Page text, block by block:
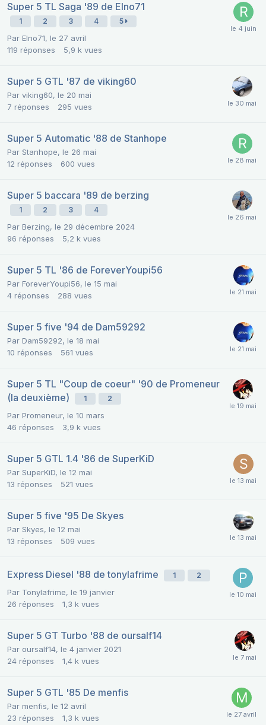
Super 5 TL Saga '89 de Elno71
1 2 3 4 5
Par Elno71, le 27 avril
119 réponses 5,9 k vues
Super 5 GTL '87 de viking60
Par viking60, le 20 mai
7 réponses 295 vues
Super 5 Automatic '88 de Stanhope
Par Stanhope, le 26 mai
12 réponses 600 vues
Super 5 baccara '89 de berzing
1 2 3 4
Par Berzing, le 29 décembre 2024
96 réponses 5,2 k vues
Super 5 TL '86 de ForeverYoupi56
Par ForeverYoupi56, le 15 mai
4 réponses 288 vues
Super 5 five '94 de Dam59292
Par Dam59292, le 18 mai
10 réponses 561 vues
Super 5 TL "Coup de coeur" '90 de Promeneur
(la deuxième)
1 2
Par Promeneur, le 10 mars
46 réponses 3,9 k vues
Super 5 GTL 1.4 '86 de SuperKiD
Par SuperKiD, le 12 mai
13 réponses 521 vues
Super 5 five '95 De Skyes
Par Skyes, le 12 mai
13 réponses 509 vues
Express Diesel '88 de tonylafrime 1 2
Par Tonylafrime, le 19 janvier
26 réponses 1,3 k vues
Super 5 GT Turbo '88 de oursalf14
Par oursalf14, le 4 janvier 2021
24 réponses 1,4 k vues
Super 5 GTL '85 De menfis
Par menfis, le 12 avril
23 réponses 1,3 k vues